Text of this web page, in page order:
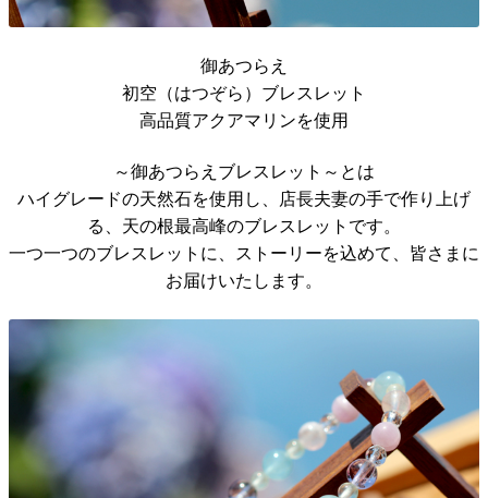
御あつらえ
初空（はつぞら）ブレスレット
高品質アクアマリンを使用
～御あつらえブレスレット～とは
ハイグレードの天然石を使用し、店長夫妻の手で作り上げ
る、天の根最高峰のブレスレットです。
一つ一つのブレスレットに、ストーリーを込めて、皆さまに
お届けいたします。